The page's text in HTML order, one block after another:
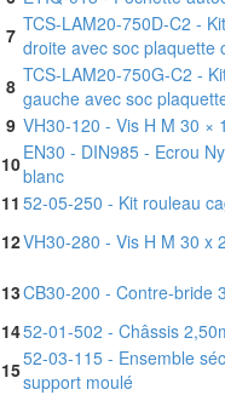
7 TCS-LAM20-750D-C2 -
droite avec soc plaquette
8 TCS-LAM20-750G-C2 -
gauche avec soc
9 VH30-120 - Vis H M 30 ×
10EN30 - DIN985 - Ecrou
blanc
11 52-05-250 - Kit rouleau
12VH30-280 - Vis H M 30 x
13CB30-200 - Contre-bride
1452-01-502 - Châssis
1552-03-115 - Ensemble
support moulé